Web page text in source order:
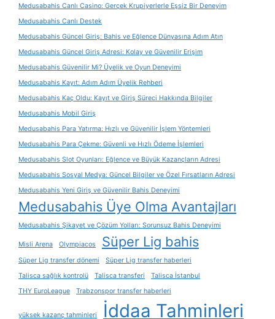
Medusabahis Canlı Casino: Gerçek Krupiyerlerle Eşsiz Bir Deneyim
Medusabahis Canlı Destek
Medusabahis Güncel Giriş: Bahis ve Eğlence Dünyasına Adım Atın
Medusabahis Güncel Giriş Adresi: Kolay ve Güvenilir Erişim
Medusabahis Güvenilir Mi? Üyelik ve Oyun Deneyimi
Medusabahis Kayıt: Adım Adım Üyelik Rehberi
Medusabahis Kaç Oldu: Kayıt ve Giriş Süreci Hakkında Bilgiler
Medusabahis Mobil Giriş
Medusabahis Para Yatırma: Hızlı ve Güvenilir İşlem Yöntemleri
Medusabahis Para Çekme: Güvenli ve Hızlı Ödeme İşlemleri
Medusabahis Slot Oyunları: Eğlence ve Büyük Kazançların Adresi
Medusabahis Sosyal Medya: Güncel Bilgiler ve Özel Fırsatların Adresi
Medusabahis Yeni Giriş ve Güvenilir Bahis Deneyimi
Medusabahis Üye Olma Avantajları
Medusabahis Şikayet ve Çözüm Yolları: Sorunsuz Bahis Deneyimi
Misli Arena Olympiacos Süper Lig bahis
Süper Lig transfer dönemi
Süper Lig transfer haberleri
Talisca sağlık kontrolü
Talisca transferi
Talisca İstanbul
THY EuroLeague
Trabzonspor transfer haberleri
yüksek kazanç tahminleri İddaa Tahminleri